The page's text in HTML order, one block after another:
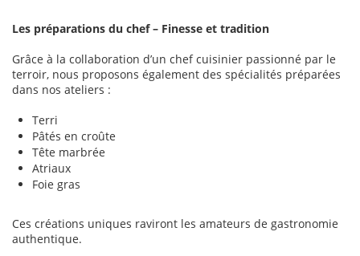
Les préparations du chef – Finesse et tradition
Grâce à la collaboration d’un chef cuisinier passionné par le
terroir, nous proposons également des spécialités préparées
dans nos ateliers :
Terri
Pâtés en croûte
Tête marbrée
Atriaux
Foie gras
Ces créations uniques raviront les amateurs de gastronomie
authentique.